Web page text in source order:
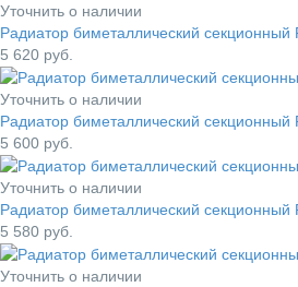
Уточнить о наличии
Радиатор биметаллический
5 620 руб.
Уточнить о наличии
Радиатор биметаллический
5 600 руб.
Уточнить о наличии
Радиатор биметаллический
5 580 руб.
Уточнить о наличии